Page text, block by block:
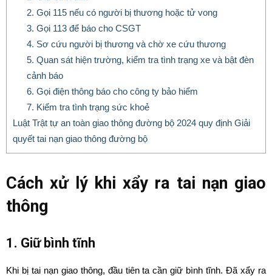
2. Gọi 115 nếu có người bị thương hoặc tử vong
3. Gọi 113 để báo cho CSGT
4. Sơ cứu người bị thương và chờ xe cứu thương
5. Quan sát hiện trường, kiểm tra tình trạng xe và bật đèn
cảnh báo
6. Gọi điện thông báo cho công ty bảo hiểm
7. Kiểm tra tình trạng sức khoẻ
Luật Trật tự an toàn giao thông đường bộ 2024 quy định Giải
quyết tai nạn giao thông đường bộ
Cách xử lý khi xẩy ra tai nạn giao
thông
1. Giữ bình tĩnh
Khi bị tai nạn giao thông, đầu tiên ta cần giữ bình tĩnh. Đã xẩy ra